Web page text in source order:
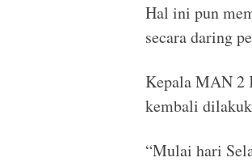
Hal ini pun
secara daring
Kepala MAN 2
kembali
“Mulai hari